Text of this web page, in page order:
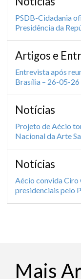
PSDB-Cidadania
Presidência da
Artigos e
Entrevista após
Brasília – 26-05-26
Notícias
Projeto de Aécio
Nacional da Arte
Notícias
Aécio convida Ciro
presidenciais pelo
Mais